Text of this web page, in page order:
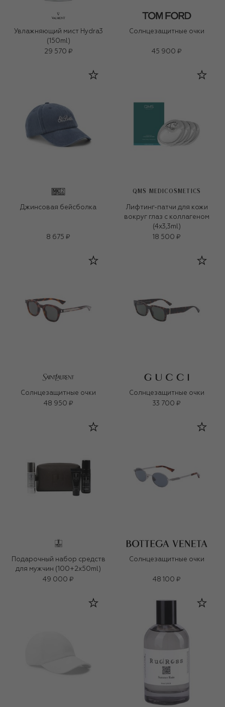
Увлажняющий мист Hydra3
(150ml)
29 570 ₽
Солнцезащитные очки
45 900 ₽
Джинсовая бейсболка
8 675 ₽
QMS MEDICOSMETICS
Лифтинг-патчи для кожи
вокруг глаз с коллагеном
(4x3,3ml)
18 500 ₽
Солнцезащитные очки
48 950 ₽
Солнцезащитные очки
33 700 ₽
Подарочный набор средств
для мужчин (100+2x50ml)
49 000 ₽
Солнцезащитные очки
48 100 ₽